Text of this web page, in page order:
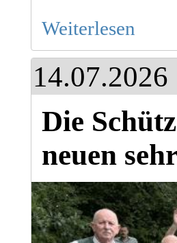
Weiterlesen
14.07.2026
Die
neuen